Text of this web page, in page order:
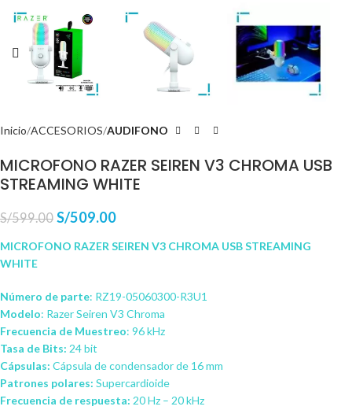
Inicio ACCESORIOS AUDIFONO
MICROFONO RAZER SEIREN V3 CHROMA USB
STREAMING WHITE
S/599.00 S/509.00
MICROFONO RAZER SEIREN V3 CHROMA USB STREAMING
WHITE
Número de parte: RZ19-05060300-R3U1
Modelo: Razer Seiren V3 Chroma
Frecuencia de Muestreo: 96 kHz
Tasa de Bits: 24 bit
Cápsulas: Cápsula de condensador de 16 mm
Patrones polares: Supercardioide
Frecuencia de respuesta: 20 Hz – 20 kHz